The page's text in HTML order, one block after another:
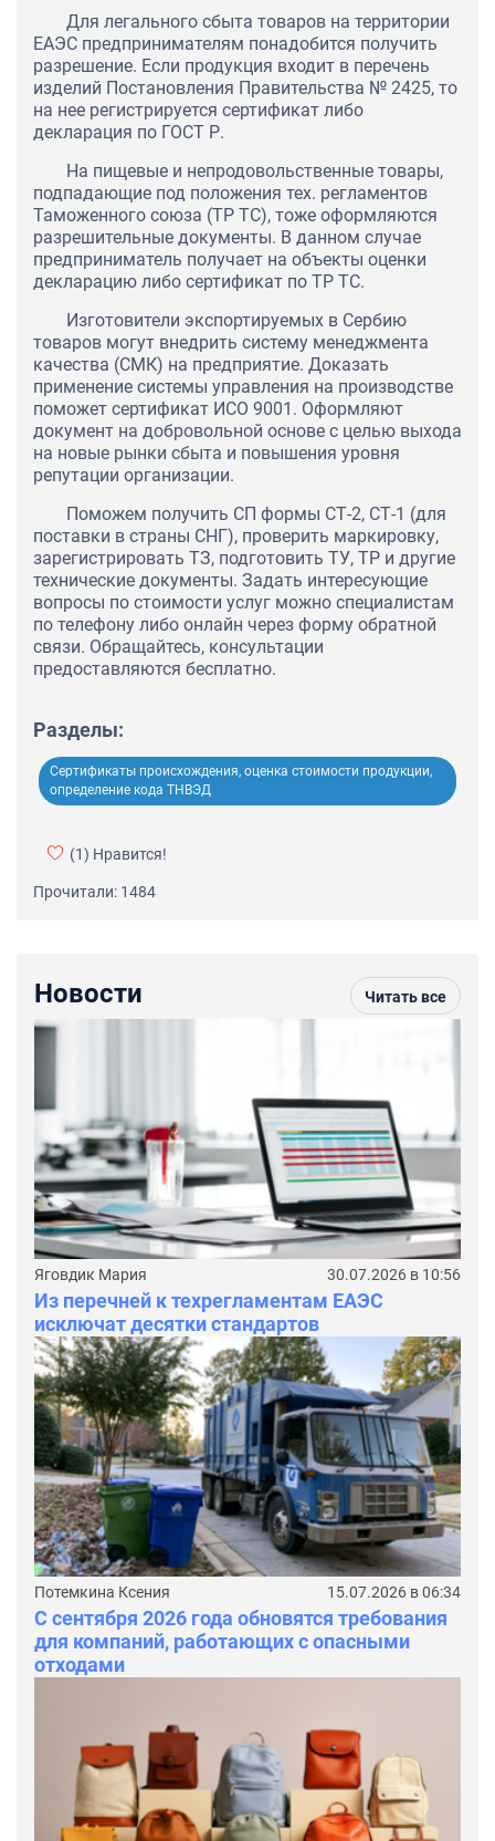
Для легального сбыта товаров на территории
ЕАЭС предпринимателям понадобится получить
разрешение. Если продукция входит в перечень
изделий Постановления Правительства № 2425, то
на нее регистрируется сертификат либо
декларация по ГОСТ Р.
На пищевые и непродовольственные товары,
подпадающие под положения тех. регламентов
Таможенного союза (ТР ТС), тоже оформляются
разрешительные документы. В данном случае
предприниматель получает на объекты оценки
декларацию либо сертификат по ТР ТС.
Изготовители экспортируемых в Сербию
товаров могут внедрить систему менеджмента
качества (СМК) на предприятие. Доказать
применение системы управления на производстве
поможет сертификат ИСО 9001. Оформляют
документ на добровольной основе с целью выхода
на новые рынки сбыта и повышения уровня
репутации организации.
Поможем получить СП формы СТ-2, СТ-1 (для
поставки в страны СНГ), проверить маркировку,
зарегистрировать ТЗ, подготовить ТУ, ТР и другие
технические документы. Задать интересующие
вопросы по стоимости услуг можно специалистам
по телефону либо онлайн через форму обратной
связи. Обращайтесь, консультации
предоставляются бесплатно.
Разделы:
Сертификаты происхождения, оценка стоимости продукции,
определение кода ТНВЭД
(1) Нравится!
Прочитали: 1484
Новости Читать все
Яговдик Мария 30.07.2026 в 10:56
Из перечней к техрегламентам ЕАЭС
исключат десятки стандартов
Потемкина Ксения 15.07.2026 в 06:34
С сентября 2026 года обновятся требования
для компаний, работающих с опасными
отходами